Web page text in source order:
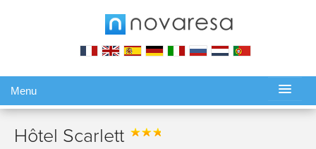
Menu
Hôtel Scarlett